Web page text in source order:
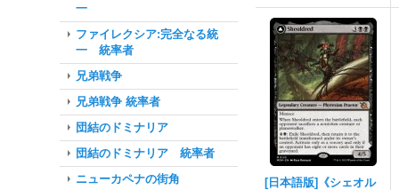
一
ファイレクシア:完全なる統
一 統率者
兄弟戦争
兄弟戦争 統率者
団結のドミナリア
団結のドミナリア 統率者
ニューカペナの街角
[日本語版]《シェオル